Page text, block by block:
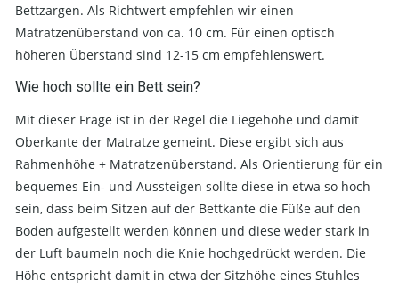
Bettzargen. Als Richtwert empfehlen wir einen
Matratzenüberstand von ca. 10 cm. Für einen optisch
höheren Überstand sind 12-15 cm empfehlenswert.
Wie hoch sollte ein Bett sein?
Mit dieser Frage ist in der Regel die Liegehöhe und damit
Oberkante der Matratze gemeint. Diese ergibt sich aus
Rahmenhöhe + Matratzenüberstand. Als Orientierung für ein
bequemes Ein- und Aussteigen sollte diese in etwa so hoch
sein, dass beim Sitzen auf der Bettkante die Füße auf den
Boden aufgestellt werden können und diese weder stark in
der Luft baumeln noch die Knie hochgedrückt werden. Die
Höhe entspricht damit in etwa der Sitzhöhe eines Stuhles